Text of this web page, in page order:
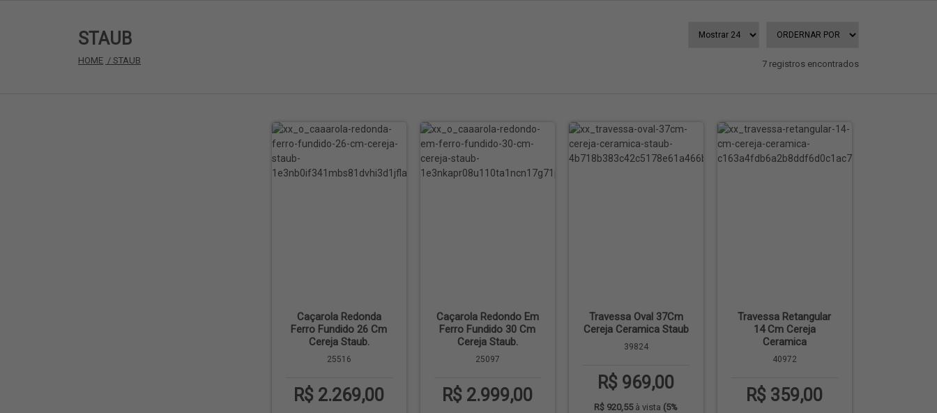
STAUB
HOME / STAUB 7 registros encontrados
Caçarola Redonda
Ferro Fundido 26 Cm
Cereja Staub.
25516
R$ 2.269,00
Caçarola Redondo Em
Ferro Fundido 30 Cm
Cereja Staub.
25097
R$ 2.999,00
Travessa Oval 37Cm
Cereja Ceramica Staub
39824
R$ 969,00
R$ 920,55à vista (5%
Travessa Retangular
14 Cm Cereja
Ceramica
40972
R$ 359,00